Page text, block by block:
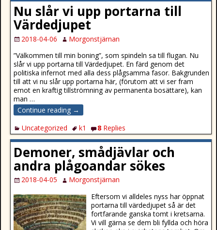
Nu slår vi upp portarna till
Värdedjupet
2018-04-06
Morgonstjärnan
”Välkommen till min boning”, som spindeln sa till flugan. Nu
slår vi upp portarna till Värdedjupet. En färd genom det
politiska infernot med alla dess plågsamma fasor. Bakgrunden
till att vi nu slår upp portarna här, (förutom att vi ser fram
emot en kraftig tillströmning av permanenta bosättare), kan
man …
Continue reading →
Uncategorized
k1 8 Replies
Demoner, smådjävlar och
andra plågoandar sökes
2018-04-05
Morgonstjärnan
Eftersom vi alldeles nyss har öppnat
portarna till värdedjupet så är det
fortfarande ganska tomt i kretsarna.
Vi vill gärna se dem bli fyllda och höra